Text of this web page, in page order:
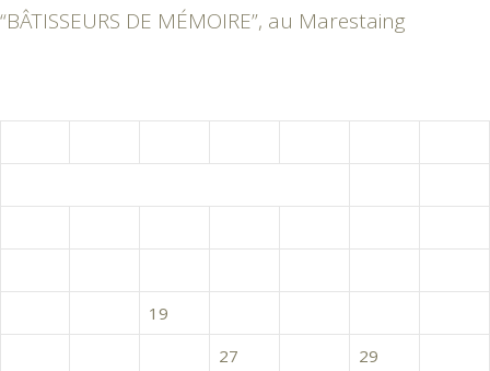
“BÂTISSEURS DE MÉMOIRE”, au Marestaing
19
27 29